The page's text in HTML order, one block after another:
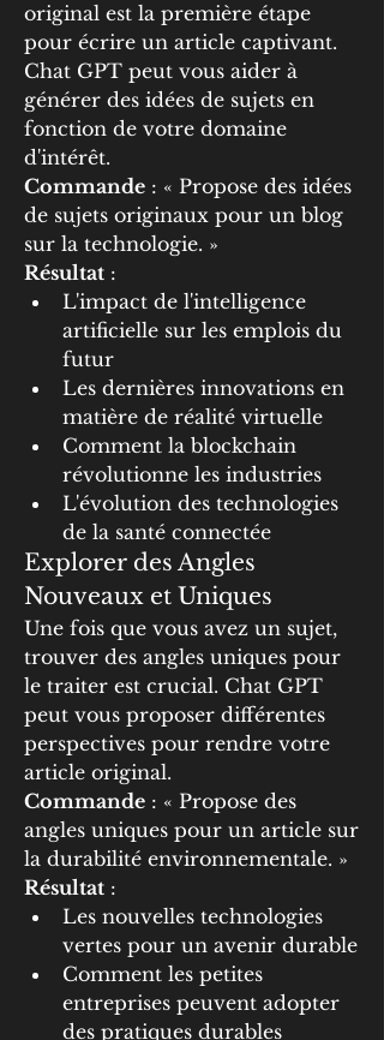
original est la première étape
pour écrire un article captivant.
Chat GPT peut vous aider à
générer des idées de sujets en
fonction de votre domaine
d'intérêt.
Commande : « Propose des idées
de sujets originaux pour un blog
sur la technologie. »
Résultat :
L'impact de l'intelligence
artificielle sur les emplois du
futur
Les dernières innovations en
matière de réalité virtuelle
Comment la blockchain
révolutionne les industries
L'évolution des technologies
de la santé connectée
Explorer des Angles
Nouveaux et Uniques
Une fois que vous avez un sujet,
trouver des angles uniques pour
le traiter est crucial. Chat GPT
peut vous proposer différentes
perspectives pour rendre votre
article original.
Commande : « Propose des
angles uniques pour un article sur
la durabilité environnementale. »
Résultat :
Les nouvelles technologies
vertes pour un avenir durable
Comment les petites
entreprises peuvent adopter
des pratiques durables